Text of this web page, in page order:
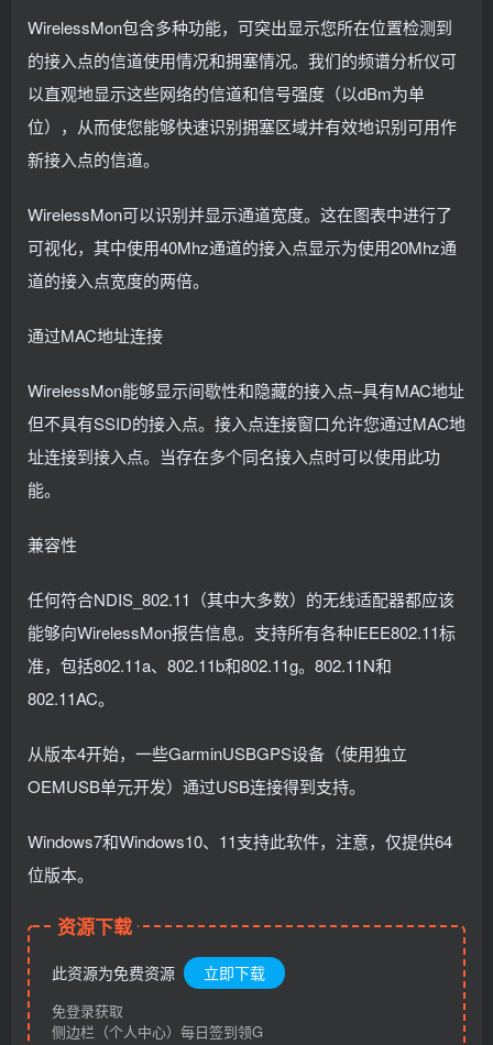
WirelessMon包含多种功能，可突出显示您所在位置检测到
的接入点的信道使用情况和拥塞情况。我们的频谱分析仪可
以直观地显示这些网络的信道和信号强度（以dBm为单
位），从而使您能够快速识别拥塞区域并有效地识别可用作
新接入点的信道。
WirelessMon可以识别并显示通道宽度。这在图表中进行了
可视化，其中使用40Mhz通道的接入点显示为使用20Mhz通
道的接入点宽度的两倍。
通过MAC地址连接
WirelessMon能够显示间歇性和隐藏的接入点–具有MAC地址
但不具有SSID的接入点。接入点连接窗口允许您通过MAC地
址连接到接入点。当存在多个同名接入点时可以使用此功
能。
兼容性
任何符合NDIS_802.11（其中大多数）的无线适配器都应该
能够向WirelessMon报告信息。支持所有各种IEEE802.11标
准，包括802.11a、802.11b和802.11g。802.11N和
802.11AC。
从版本4开始，一些GarminUSBGPS设备（使用独立
OEMUSB单元开发）通过USB连接得到支持。
Windows7和Windows10、11支持此软件，注意，仅提供64
位版本。
资源下载
此资源为免费资源 立即下载
免登录获取
侧边栏（个人中心）每日签到领G